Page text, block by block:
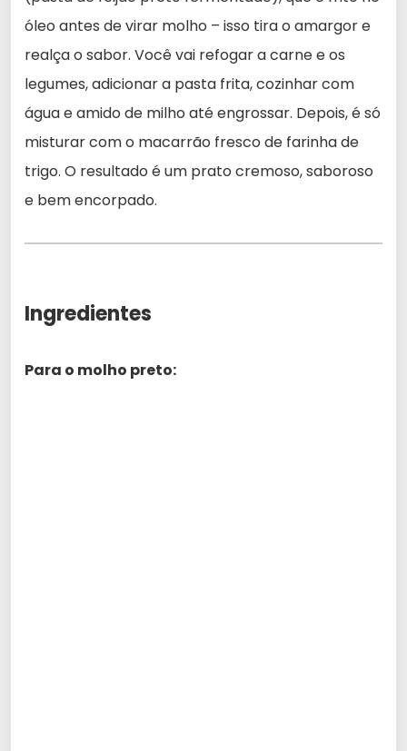
óleo antes de virar molho – isso tira o amargor e
realça o sabor. Você vai refogar a carne e os
legumes, adicionar a pasta frita, cozinhar com
água e amido de milho até engrossar. Depois, é só
misturar com o macarrão fresco de farinha de
trigo. O resultado é um prato cremoso, saboroso
e bem encorpado.
Ingredientes
Para o molho preto: